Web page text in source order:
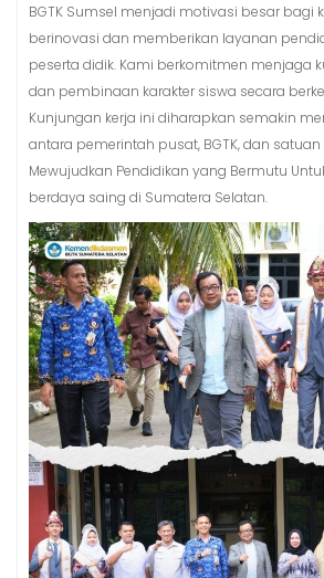
BGTK Sumsel menjadi motivasi besar bagi
berinovasi dan memberikan layanan
peserta didik. Kami berkomitmen menjaga
dan pembinaan karakter siswa secara
Kunjungan kerja ini diharapkan semakin
antara pemerintah pusat, BGTK, dan
Mewujudkan Pendidikan yang Bermutu
berdaya saing di Sumatera Selatan.